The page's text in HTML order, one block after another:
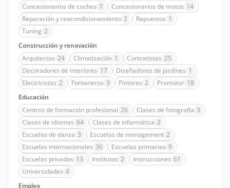
Concesionarios de coches 7 Concesionarios de motos 14
Reparación y reacondicionamiento 2 Repuestos 1
Tuning 2
Construcción y renovación
Arquitectos 24 Climatización 1 Contratistas 25
Decoradores de interiores 17 Diseñadores de jardines 1
Electricistas 2 Fontaneros 3 Pintores 2 Promotor 18
Educación
Centros de formación profesional 26 Clases de fotografía 3
Clases de idiomas 64 Clases de informática 2
Escuelas de danza 3 Escuelas de management 2
Escuelas internacionales 36 Escuelas primarias 9
Escuelas privadas 13 Institutos 2 Instrucciones 61
Universidades 4
Empleo